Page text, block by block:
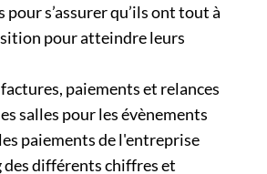
pour s’assurer qu’ils ont tout à
pour atteindre leurs
paiements et relances
salles pour les évènements
paiements de l'entreprise
différents chiffres et